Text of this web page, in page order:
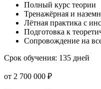
Полный курс теории
Тренажёрная и
Лётная практика с
Подготовка к
Сопровождение на
Срок обучения: 135 дней
от 2 700 000 ₽